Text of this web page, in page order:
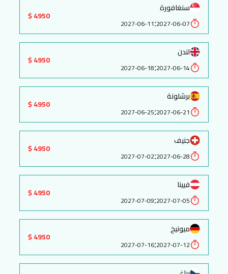
سنغافورة
2027-06-07
:
2027-06-11
4950 $
لندن
2027-06-14
:
2027-06-18
4950 $
برشلونة
2027-06-21
:
2027-06-25
4950 $
جنيف
2027-06-28
:
2027-07-02
4950 $
فيينا
2027-07-05
:
2027-07-09
4950 $
ميونيخ
2027-07-12
:
2027-07-16
4950 $